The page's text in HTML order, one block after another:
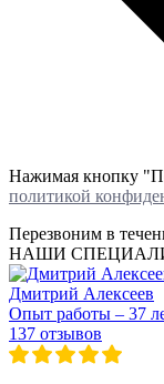
Нажимая кнопку
политикой
Перезвоним в
НАШИ
Дмитрий Алексеев
Опыт работы – 37
137 отзывов